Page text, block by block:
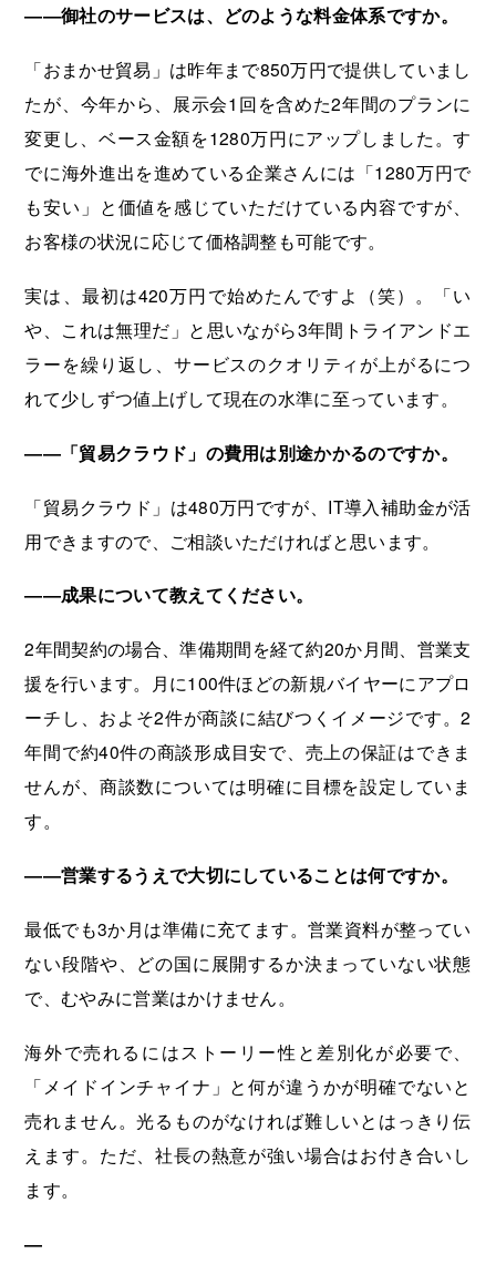
――御社のサービスは、どのような料金体系ですか。
「おまかせ貿易」は昨年まで850万円で提供していまし
たが、今年から、展示会1回を含めた2年間のプランに
変更し、ベース金額を1280万円にアップしました。す
でに海外進出を進めている企業さんには「1280万円で
も安い」と価値を感じていただけている内容ですが、
お客様の状況に応じて価格調整も可能です。
実は、最初は420万円で始めたんですよ（笑）。「い
や、これは無理だ」と思いながら3年間トライアンドエ
ラーを繰り返し、サービスのクオリティが上がるにつ
れて少しずつ値上げして現在の水準に至っています。
――「貿易クラウド」の費用は別途かかるのですか。
「貿易クラウド」は480万円ですが、IT導入補助金が活
用できますので、ご相談いただければと思います。
――成果について教えてください。
2年間契約の場合、準備期間を経て約20か月間、営業支
援を行います。月に100件ほどの新規バイヤーにアプロ
ーチし、およそ2件が商談に結びつくイメージです。2
年間で約40件の商談形成目安で、売上の保証はできま
せんが、商談数については明確に目標を設定していま
す。
――営業するうえで大切にしていることは何ですか。
最低でも3か月は準備に充てます。営業資料が整ってい
ない段階や、どの国に展開するか決まっていない状態
で、むやみに営業はかけません。
海外で売れるにはストーリー性と差別化が必要で、
「メイドインチャイナ」と何が違うかが明確でないと
売れません。光るものがなければ難しいとはっきり伝
えます。ただ、社長の熱意が強い場合はお付き合いし
ます。
―